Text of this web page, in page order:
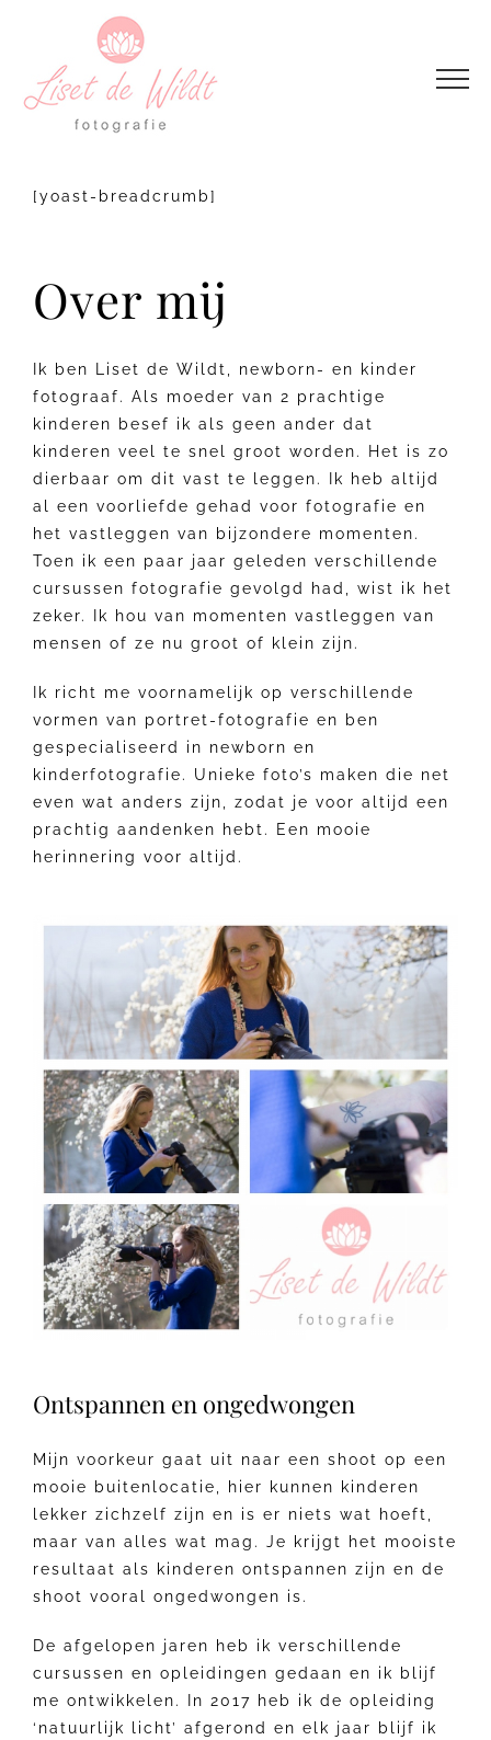
inhoud
[yoast-breadcrumb]
Over mij
Ik ben Liset de Wildt, newborn- en kinder
fotograaf. Als moeder van 2 prachtige
kinderen besef ik als geen ander dat
kinderen veel te snel groot worden. Het is zo
dierbaar om dit vast te leggen. Ik heb altijd
al een voorliefde gehad voor fotografie en
het vastleggen van bijzondere momenten.
Toen ik een paar jaar geleden verschillende
cursussen fotografie gevolgd had, wist ik het
zeker. Ik hou van momenten vastleggen van
mensen of ze nu groot of klein zijn.
Ik richt me voornamelijk op verschillende
vormen van portret-fotografie en ben
gespecialiseerd in newborn en
kinderfotografie. Unieke foto’s maken die net
even wat anders zijn, zodat je voor altijd een
prachtig aandenken hebt. Een mooie
herinnering voor altijd.
Ontspannen en ongedwongen
Mijn voorkeur gaat uit naar een shoot op een
mooie buitenlocatie, hier kunnen kinderen
lekker zichzelf zijn en is er niets wat hoeft,
maar van alles wat mag. Je krijgt het mooiste
resultaat als kinderen ontspannen zijn en de
shoot vooral ongedwongen is.
De afgelopen jaren heb ik verschillende
cursussen en opleidingen gedaan en ik blijf
me ontwikkelen. In 2017 heb ik de opleiding
‘natuurlijk licht’ afgerond en elk jaar blijf ik